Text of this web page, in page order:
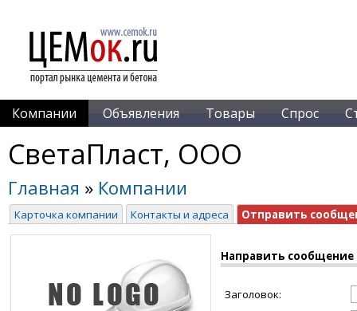
Компании Объявления Товары Спрос
СветаПласт, ООО
Главная » Компании
Карточка компании Контакты и адреса Отправить
Направить
Заголовок: